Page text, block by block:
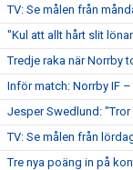
TV: Se målen från
"Kul att allt hårt slit
Tredje raka när Norrby
Inför match: Norrby IF
Jesper Swedlund:
TV: Se målen från
Tre nya poäng in på